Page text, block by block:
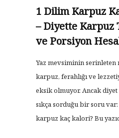
1 Dilim Karpuz
– Diyette Karpuz
ve Porsiyon
Yaz mevsiminin serinleten
karpuz, ferahlığı ve
eksik olmuyor. Ancak diyet
sıkça sorduğu bir soru
karpuz kaç kalori? Bu